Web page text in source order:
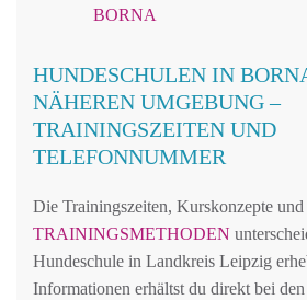
BORNA
HUNDESCHULEN IN
NÄHEREN UMGEBUNG –
TRAININGSZEITEN UND
TELEFONNUMMER
Die Trainingszeiten, Kurskonzepte und
TRAININGSMETHODEN
Hundeschule in Landkreis Leipzig
Informationen erhältst du direkt bei